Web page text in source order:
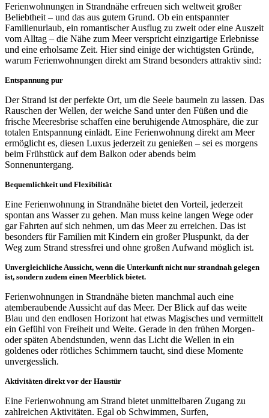
Ferienwohnungen in Strandnähe erfreuen sich weltweit großer
Beliebtheit – und das aus gutem Grund. Ob ein entspannter
Familienurlaub, ein romantischer Ausflug zu zweit oder eine Auszeit
vom Alltag – die Nähe zum Meer verspricht einzigartige Erlebnisse
und eine erholsame Zeit. Hier sind einige der wichtigsten Gründe,
warum Ferienwohnungen direkt am Strand besonders attraktiv sind:
Entspannung pur
Der Strand ist der perfekte Ort, um die Seele baumeln zu lassen. Das
Rauschen der Wellen, der weiche Sand unter den Füßen und die
frische Meeresbrise schaffen eine beruhigende Atmosphäre, die zur
totalen Entspannung einlädt. Eine Ferienwohnung direkt am Meer
ermöglicht es, diesen Luxus jederzeit zu genießen – sei es morgens
beim Frühstück auf dem Balkon oder abends beim
Sonnenuntergang.
Bequemlichkeit und Flexibilität
Eine Ferienwohnung in Strandnähe bietet den Vorteil, jederzeit
spontan ans Wasser zu gehen. Man muss keine langen Wege oder
gar Fahrten auf sich nehmen, um das Meer zu erreichen. Das ist
besonders für Familien mit Kindern ein großer Pluspunkt, da der
Weg zum Strand stressfrei und ohne großen Aufwand möglich ist.
Unvergleichliche Aussicht, wenn die Unterkunft nicht nur strandnah gelegen
ist, sondern zudem einen Meerblick bietet.
Ferienwohnungen in Strandnähe bieten manchmal auch eine
atemberaubende Aussicht auf das Meer. Der Blick auf das weite
Blau und den endlosen Horizont hat etwas Magisches und vermittelt
ein Gefühl von Freiheit und Weite. Gerade in den frühen Morgen-
oder späten Abendstunden, wenn das Licht die Wellen in ein
goldenes oder rötliches Schimmern taucht, sind diese Momente
unvergesslich.
Aktivitäten direkt vor der Haustür
Eine Ferienwohnung am Strand bietet unmittelbaren Zugang zu
zahlreichen Aktivitäten. Egal ob Schwimmen, Surfen,